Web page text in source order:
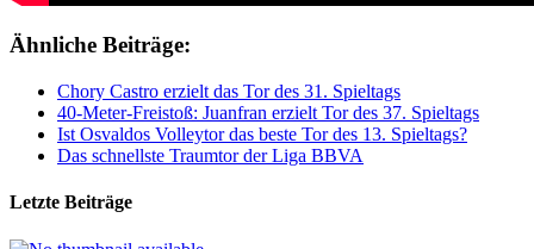
Ähnliche Beiträge:
Chory Castro erzielt das Tor des 31. Spieltags
40-Meter-Freistoß: Juanfran erzielt Tor des 37. Spieltags
Ist Osvaldos Volleytor das beste Tor des 13. Spieltags?
Das schnellste Traumtor der Liga BBVA
Letzte Beiträge